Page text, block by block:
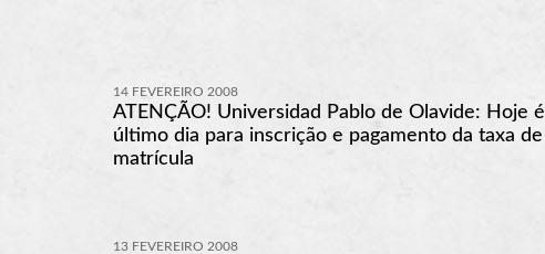
14 FEVEREIRO 2008
ATENÇÃO! Universidad Pablo de Olavide: Hoje
último dia para inscrição e pagamento da taxa de
matrícula
13 FEVEREIRO 2008